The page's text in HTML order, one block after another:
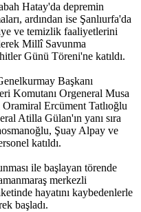
Hatay'da depremin
ardından ise Şanlıurfa'da
ve temizlik faaliyetlerini
Millî Savunma
Günü Töreni'ne katıldı.
Başkanı
Komutanı Orgeneral Musa
Ercüment Tatlıoğlu
Atilla Gülan'ın yanı sıra
Şuay Alpay ve
katıldı.
ile başlayan törende
merkezli
hayatını kaybedenlerle
başladı.